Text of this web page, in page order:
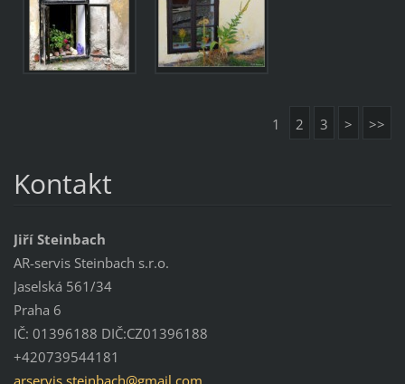
1 2 3 > >>
Kontakt
Jiří Steinbach
AR-servis Steinbach s.r.o.
Jaselská 561/34
Praha 6
IČ: 01396188 DIČ:CZ01396188
+420739544181
arservis.steinbach@gmail .com